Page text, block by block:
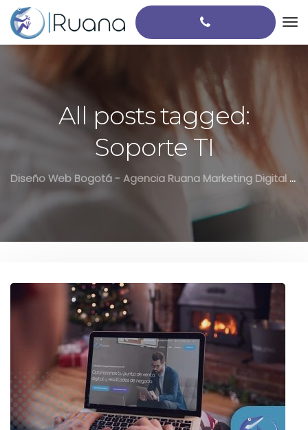
All posts tagged:
Soporte TI
Diseño Web Bogotá - Agencia Ruana Marketing Digital Colombia